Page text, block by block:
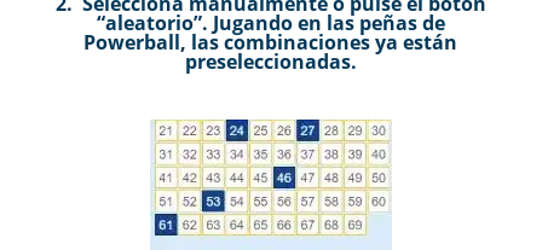
“aleatorio”. Jugando en las peñas de
Powerball, las combinaciones ya están
preseleccionadas.